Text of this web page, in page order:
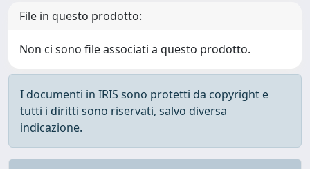
File in questo prodotto:
Non ci sono file associati a questo prodotto.
I documenti in IRIS sono protetti da copyright e
tutti i diritti sono riservati, salvo diversa
indicazione.